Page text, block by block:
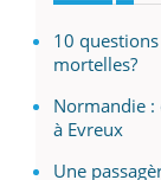
10
mortelles?
Normandie :
à Evreux
Une